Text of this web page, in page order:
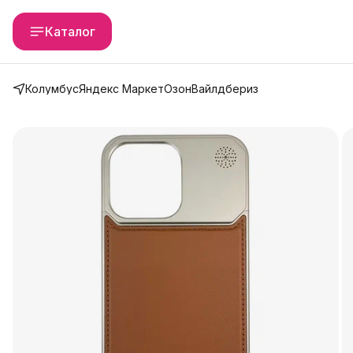
Каталог
КолумбусЯндекс МаркетОзонВайлдбериз